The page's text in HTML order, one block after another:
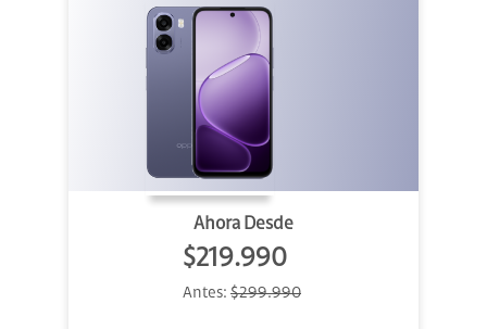
Ahora Desde
$219.990
Antes: $299.990